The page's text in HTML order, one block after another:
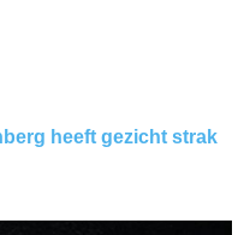
heeft gezicht strak